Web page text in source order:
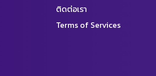
ติดต่อเรา
Terms of Services